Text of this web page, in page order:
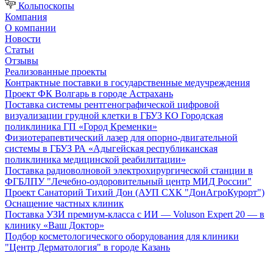
Кольпоскопы
Компания
О компании
Новости
Статьи
Отзывы
Реализованные проекты
Контрактные поставки в государственные медучреждения
Проект ФК Волгарь в городе Астрахань
Поставка системы рентгенографической цифровой
визуализации грудной клетки в ГБУЗ КО Городская
поликлиника ГП «Город Кременки»
Физиотерапевтический лазер для опорно-двигательной
системы в ГБУЗ РА «Адыгейская республиканская
поликлиника медицинской реабилитации»
Поставка радиоволновой электрохирургической станции в
ФГБЛПУ "Лечебно-оздоровительный центр МИД России"
Проект Санаторий Тихий Дон (АУП СХК "ДонАгроКурорт")
Оснащение частных клиник
Поставка УЗИ премиум-класса с ИИ — Voluson Expert 20 — в
клинику «Ваш Доктор»
Подбор косметологического оборудования для клиники
"Центр Дерматология" в городе Казань